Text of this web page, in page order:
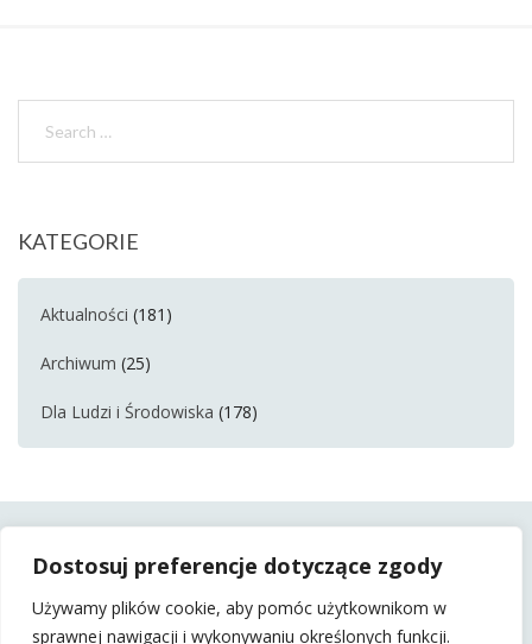
Dostosuj preferencje dotyczące zgody
Używamy plików cookie, aby pomóc użytkownikom w
sprawnej nawigacji i wykonywaniu określonych funkcji.
KATEGORIE
Aktualności (181)
Archiwum (25)
Dla Ludzi i Środowiska (178)